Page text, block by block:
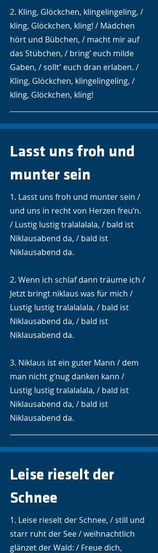
2. Kling, Glöckchen, klingelingeling, /
kling, Glöckchen, kling! / Mädchen
hört und Bübchen, / macht mir auf
das Stübchen, / bring’ euch milde
Gaben, / sollt' euch dran erlaben. /
Kling, Glöckchen, klingelingeling, /
kling, Glöckchen, kling!
Lasst uns froh und
munter sein
1. Lasst uns froh und munter sein /
und uns in recht von Herzen freu’n.
/ Lustig lustig tralalalala, / bald ist
Niklausabend da, / bald ist
Niklausabend da.
2. Wenn ich schlaf dann träume ich /
Jetzt bringt niklaus was für mich /
Lustig lustig tralalalala, / bald ist
Niklausabend da, / bald ist
Niklausabend da.
3. Niklaus ist ein guter Mann / dem
man nicht g’nug danken kann /
Lustig lustig tralalalala, / bald ist
Niklausabend da, / bald ist
Niklausabend da.
Leise rieselt der
Schnee
1. Leise rieselt der Schnee, / still und
starr ruht der See / weihnachtlich
glänzet der Wald: / Freue dich,